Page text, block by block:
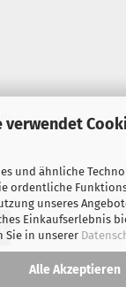
verwendet
und ähnliche
ordentliche
unseres
Einkaufserlebnis
Sie in unserer
Alle Akzeptieren